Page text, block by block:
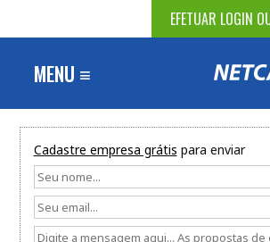
EFETUAR LOGIN
MENU ≡
Cadastre empresa grátis para enviar